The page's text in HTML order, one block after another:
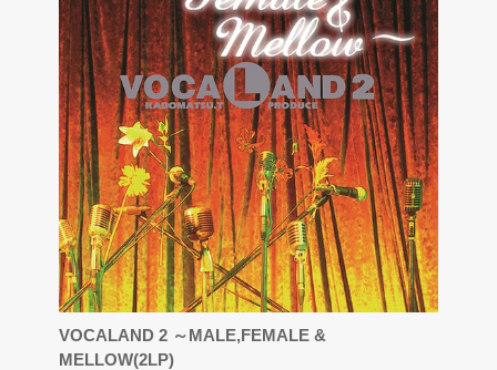
VOCALAND 2 ～MALE,FEMALE &
MELLOW(2LP)